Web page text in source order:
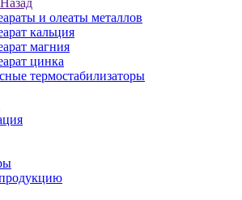
Назад
и олеаты металлов
кальция
магния
цинка
термостабилизаторы